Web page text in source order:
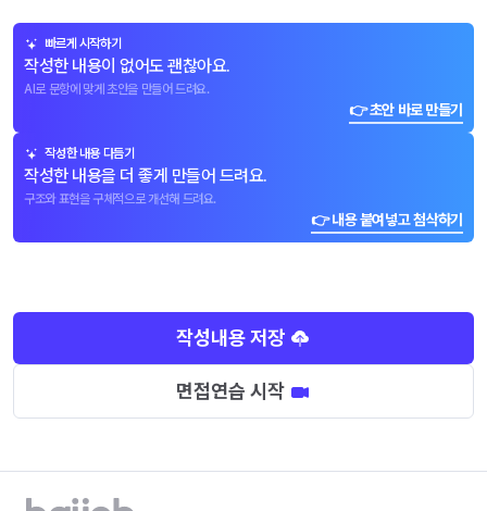
빠르게 시작하기
작성한 내용이 없어도 괜찮아요.
AI로 문항에 맞게 초안을 만들어 드려요.
👉 초안 바로 만들기
작성한 내용 다듬기
작성한 내용을 더 좋게 만들어 드려요.
구조와 표현을 구체적으로 개선해 드려요.
👉 내용 붙여넣고 첨삭하기
작성내용 저장
면접연습 시작